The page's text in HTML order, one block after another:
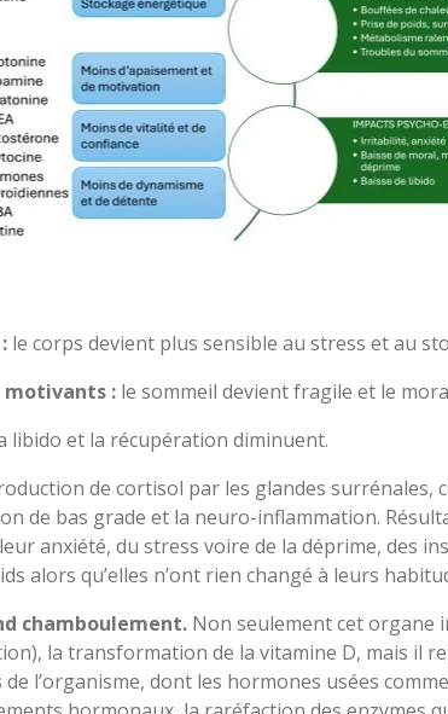
le corps devient plus sensible au stress et au
: le sommeil devient fragile et le
libido et la récupération diminuent.
de cortisol par les glandes surrénales,
de bas grade et la neuro-inflammation.
anxiété, du stress voire de la déprime, des
alors qu’elles n’ont rien changé à leurs
chamboulement. Non seulement cet organe
la transformation de la vitamine D, mais il
l’organisme, dont les hormones usées